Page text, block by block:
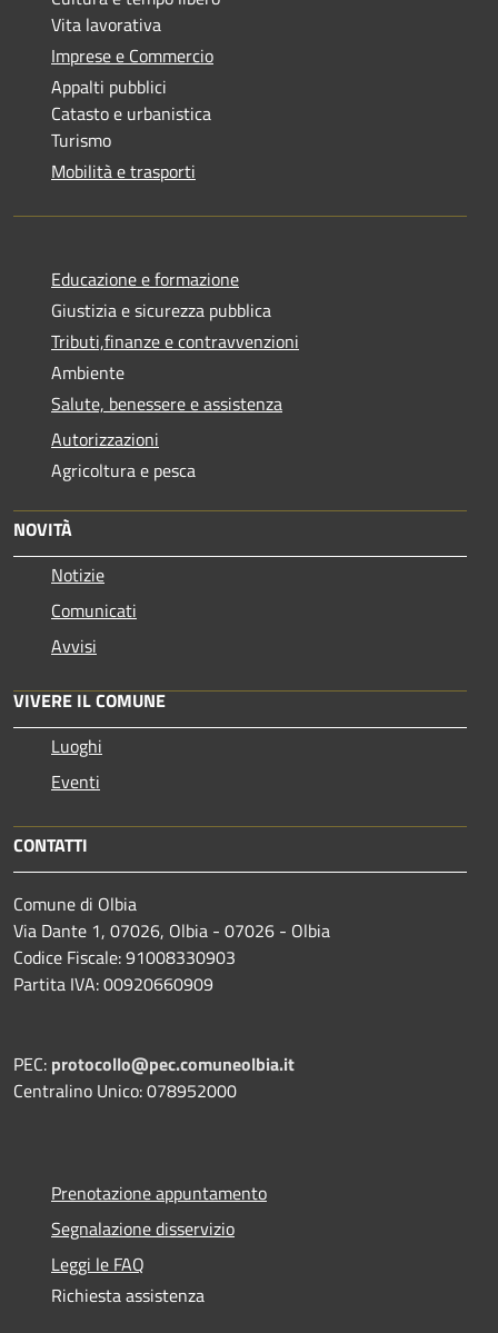
Vita lavorativa
Imprese e Commercio
Appalti pubblici
Catasto e urbanistica
Turismo
Mobilità e trasporti
Educazione e formazione
Giustizia e sicurezza pubblica
Tributi,finanze e contravvenzioni
Ambiente
Salute, benessere e assistenza
Autorizzazioni
Agricoltura e pesca
NOVITÀ
Notizie
Comunicati
Avvisi
VIVERE IL COMUNE
Luoghi
Eventi
CONTATTI
Comune di Olbia
Via Dante 1, 07026, Olbia - 07026 - Olbia
Codice Fiscale: 91008330903
Partita IVA: 00920660909
PEC: protocollo@pec.comuneolbia.it
Centralino Unico: 078952000
Prenotazione appuntamento
Segnalazione disservizio
Leggi le FAQ
Richiesta assistenza